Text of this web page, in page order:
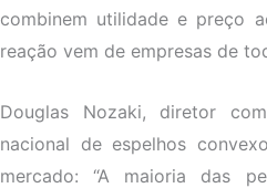
combinem utilidade e preço
reação vem de empresas de
Douglas Nozaki, diretor
nacional de espelhos
mercado: “A maioria das